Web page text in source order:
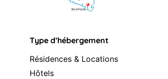
Type d’hébergement
Résidences & Locations
Hôtels